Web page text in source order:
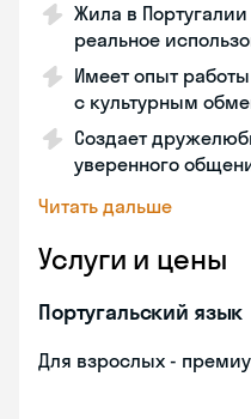
Жила в
реальное
Имеет опыт
с культурным
Создает
уверенного
Читать дальше
Услуги и цены
Португальский язык
Для взрослых -